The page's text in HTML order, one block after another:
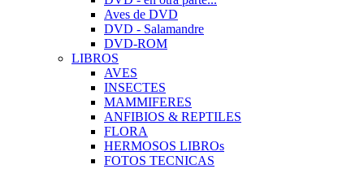
Aves de DVD
DVD - Salamandre
DVD-ROM
LIBROS
AVES
INSECTES
MAMMIFERES
ANFIBIOS & REPTILES
FLORA
HERMOSOS LIBROs
FOTOS TECNICAS